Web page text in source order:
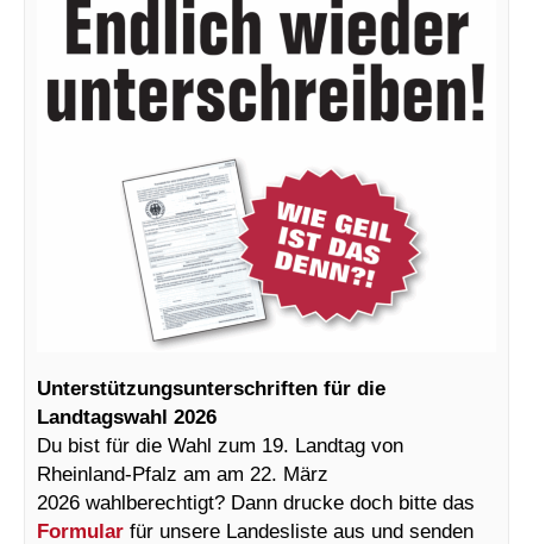
Unterstützungsunterschriften für die
Landtagswahl 2026
Du bist für die Wahl zum 19. Landtag von
Rheinland-Pfalz am am 22. März
2026 wahlberechtigt? Dann drucke doch bitte das
Formular für unsere Landesliste aus und senden